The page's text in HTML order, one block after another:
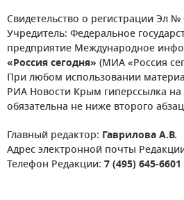
Свидетельство о регистрации Эл
Учредитель: Федеральное
предприятие Международное
«Россия сегодня» (МИА «Россия
При любом использовании
РИА Новости Крым гиперссылка
обязательна не ниже второго
Главный редактор: Гаврилова А.В.
Адрес электронной почты
Телефон Редакции: 7 (495) 645-6601